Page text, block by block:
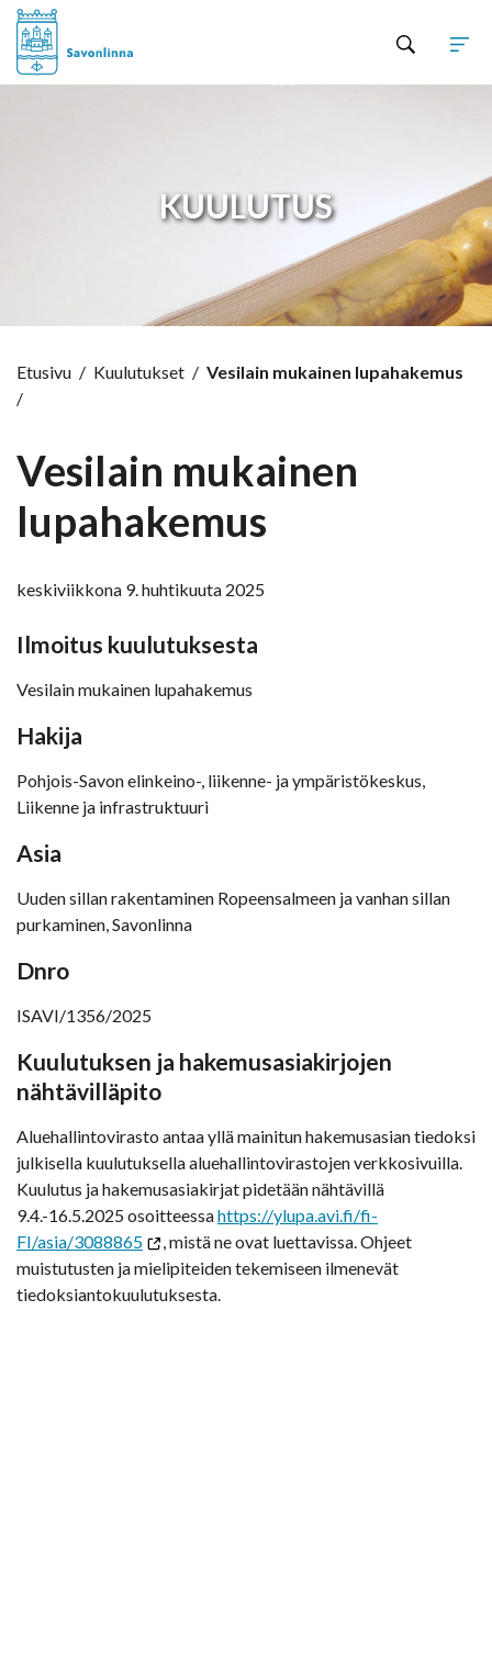
KUULUTUS
Etusivu / Kuulutukset / Vesilain mukainen lupahakemus
/
Vesilain mukainen
lupahakemus
keskiviikkona 9. huhtikuuta 2025
Ilmoitus kuulutuksesta
Vesilain mukainen lupahakemus
Hakija
Pohjois-Savon elinkeino-, liikenne- ja ympäristökeskus,
Liikenne ja infrastruktuuri
Asia
Uuden sillan rakentaminen Ropeensalmeen ja vanhan sillan
purkaminen, Savonlinna
Dnro
ISAVI/1356/2025
Kuulutuksen ja hakemusasiakirjojen
nähtävilläpito
Aluehallintovirasto antaa yllä mainitun hakemusasian tiedoksi
julkisella kuulutuksella aluehallintovirastojen verkkosivuilla.
Kuulutus ja hakemusasiakirjat pidetään nähtävillä
9.4.-16.5.2025 osoitteessahttps://ylupa.avi.fi/fi-
FI/asia/3088865
, mistä ne ovat luettavissa. Ohjeet
muistutusten ja mielipiteiden tekemiseen ilmenevät
tiedoksiantokuulutuksesta.